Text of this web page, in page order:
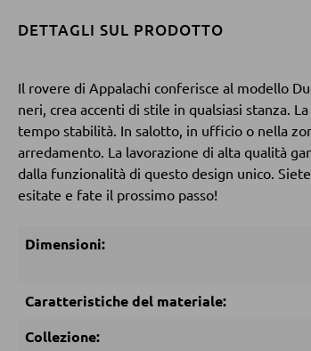
DETTAGLI SUL PRODOTTO
Il rovere di Appalachi conferisce al modello
neri, crea accenti di stile in qualsiasi stanza.
tempo stabilità. In salotto, in ufficio o nella
arredamento. La lavorazione di alta qualità
dalla funzionalità di questo design unico.
esitate e fate il prossimo passo!
Dimensioni:
Caratteristiche del materiale:
Collezione: